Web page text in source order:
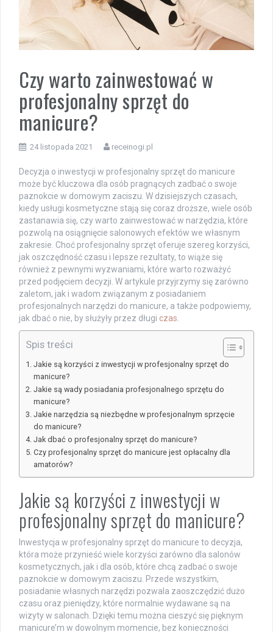
Czy warto zainwestować w
profesjonalny sprzęt do
manicure?
24 listopada 2021 receinogi.pl
Decyzja o inwestycji w profesjonalny sprzęt do manicure
może być kluczowa dla osób pragnących zadbać o swoje
paznokcie w domowym zaciszu. W dzisiejszych czasach,
kiedy usługi kosmetyczne stają się coraz droższe, wiele osób
zastanawia się, czy warto zainwestować w narzędzia, które
pozwolą na osiągnięcie salonowych efektów we własnym
zakresie. Choć profesjonalny sprzęt oferuje szereg korzyści,
jak oszczędność czasu i lepsze rezultaty, to wiąże się
również z pewnymi wyzwaniami, które warto rozważyć
przed podjęciem decyzji. W artykule przyjrzymy się zarówno
zaletom, jak i wadom związanym z posiadaniem
profesjonalnych narzędzi do manicure, a także podpowiemy,
jak dbać o nie, by służyły przez długi czas
Spis treści
Jakie są korzyści z inwestycji w profesjonalny sprzęt do
manicure?
Jakie są wady posiadania profesjonalnego sprzętu do
manicure?
Jakie narzędzia są niezbędne w profesjonalnym sprzęcie
do manicure?
Jak dbać o profesjonalny sprzęt do manicure?
Czy profesjonalny sprzęt do manicure jest opłacalny dla
amatorów?
Jakie są korzyści z inwestycji w
profesjonalny sprzęt do manicure?
Inwestycja w profesjonalny sprzęt do manicure to decyzja,
która może przynieść wiele korzyści zarówno dla salonów
kosmetycznych, jak i dla osób, które chcą zadbać o swoje
paznokcie w domowym zaciszu. Przede wszystkim,
posiadanie własnych narzędzi pozwala zaoszczędzić dużo
czasu oraz pieniędzy, które normalnie wydawane są na
wizyty w salonach. Dzięki temu można cieszyć się pięknym
manicure’m w dowolnym momencie, bez konieczności